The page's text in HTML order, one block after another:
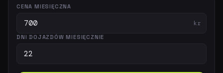
CENA MIESIĘCZNA
kr
DNI DOJAZDÓW MIESIĘCZNIE